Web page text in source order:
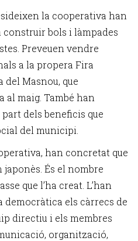
la cooperativa han
construir bols i làmpades
Preveuen vendre
a la propera Fira
Masnou, que
al maig. També han
dels beneficis que
del municipi.
han concretat que
És el nombre
que l’ha creat. L’han
els càrrecs de
directiu i els membres
organització,